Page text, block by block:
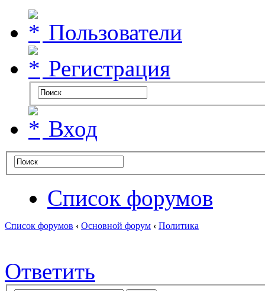
Пользователи
Регистрация
Вход
Список форумов
Список форумов ‹ Основной форум ‹ Политика
Ответить